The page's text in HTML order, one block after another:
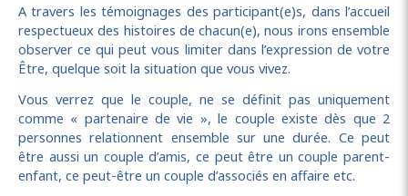
A travers les témoignages des participant(e)s, dans l’accueil
respectueux des histoires de chacun(e), nous irons ensemble
observer ce qui peut vous limiter dans l’expression de votre
Être, quelque soit la situation que vous vivez.
Vous verrez que le couple, ne se définit pas uniquement
comme « partenaire de vie », le couple existe dès que 2
personnes relationnent ensemble sur une durée. Ce peut
être aussi un couple d’amis, ce peut être un couple parent-
enfant, ce peut-être un couple d’associés en affaire etc.